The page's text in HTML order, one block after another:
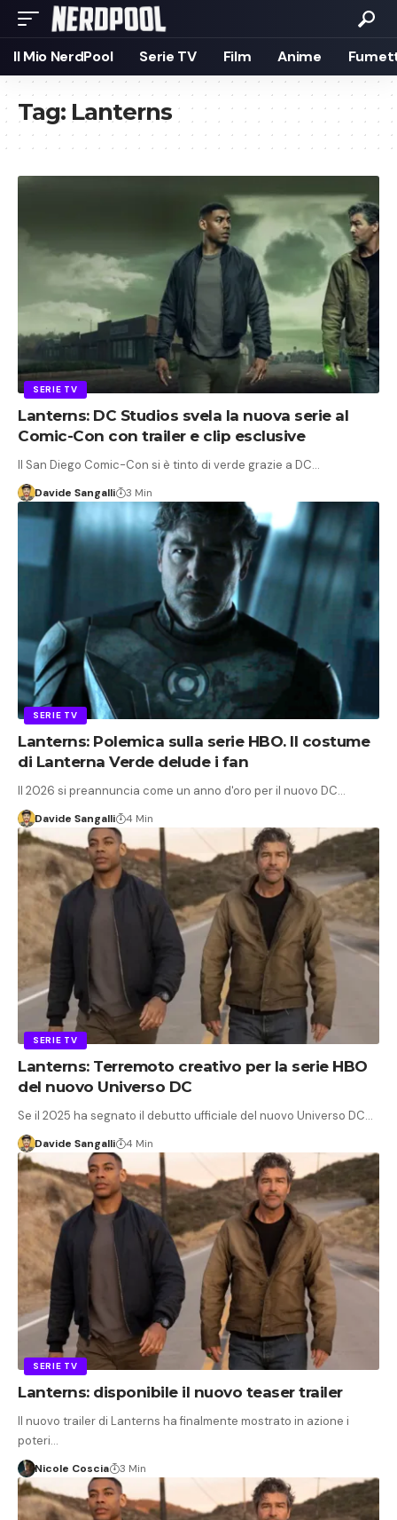
Il Mio NerdPool Serie TV Film Anime
Tag: Lanterns
SERIE TV
Lanterns: DC Studios svela la nuova serie al
Comic-Con con trailer e clip esclusive
Il San Diego Comic-Con si è tinto di verde grazie a DC…
Davide Sangalli 3 Min
SERIE TV
Lanterns: Polemica sulla serie HBO. Il costume
di Lanterna Verde delude i fan
Il 2026 si preannuncia come un anno d'oro per il nuovo DC…
Davide Sangalli 4 Min
SERIE TV
Lanterns: Terremoto creativo per la serie HBO
del nuovo Universo DC
Se il 2025 ha segnato il debutto ufficiale del nuovo Universo DC…
Davide Sangalli 4 Min
SERIE TV
Lanterns: disponibile il nuovo teaser trailer
Il nuovo trailer di Lanterns ha finalmente mostrato in azione i
poteri…
Nicole Coscia 3 Min